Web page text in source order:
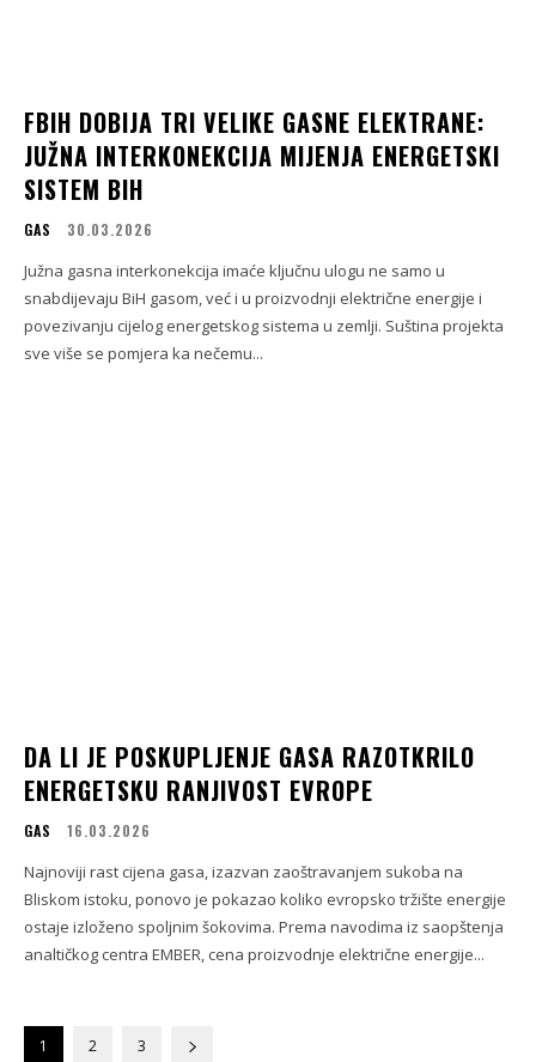
FBIH DOBIJA TRI VELIKE GASNE ELEKTRANE:
JUŽNA INTERKONEKCIJA MIJENJA ENERGETSKI
SISTEM BIH
GAS 30.03.2026
Južna gasna interkonekcija imaće ključnu ulogu ne samo u
snabdijevaju BiH gasom, već i u proizvodnji električne energije i
povezivanju cijelog energetskog sistema u zemlji. Suština projekta
sve više se pomjera ka nečemu...
DA LI JE POSKUPLJENJE GASA RAZOTKRILO
ENERGETSKU RANJIVOST EVROPE
GAS 16.03.2026
Najnoviji rast cijena gasa, izazvan zaoštravanjem sukoba na
Bliskom istoku, ponovo je pokazao koliko evropsko tržište energije
ostaje izloženo spoljnim šokovima. Prema navodima iz saopštenja
analtičkog centra EMBER, cena proizvodnje električne energije...
1 2 3